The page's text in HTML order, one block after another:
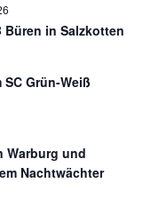
Büren in Salzkotten
Grün-Weiß
Warburg und
Nachtwächter